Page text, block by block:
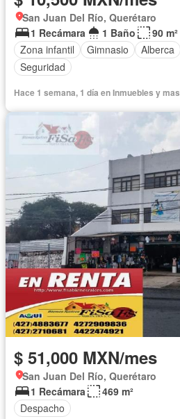
San Juan Del Río, Querétaro
1 Recámara
1 Baño
90 m²
Zona infantil
Gimnasio Alberca
Seguridad
Hace 1 semana, 1 día en Inmuebles y mas
$ 51,000 MXN/mes
San Juan Del Río, Querétaro
1 Recámara
469 m²
Despacho